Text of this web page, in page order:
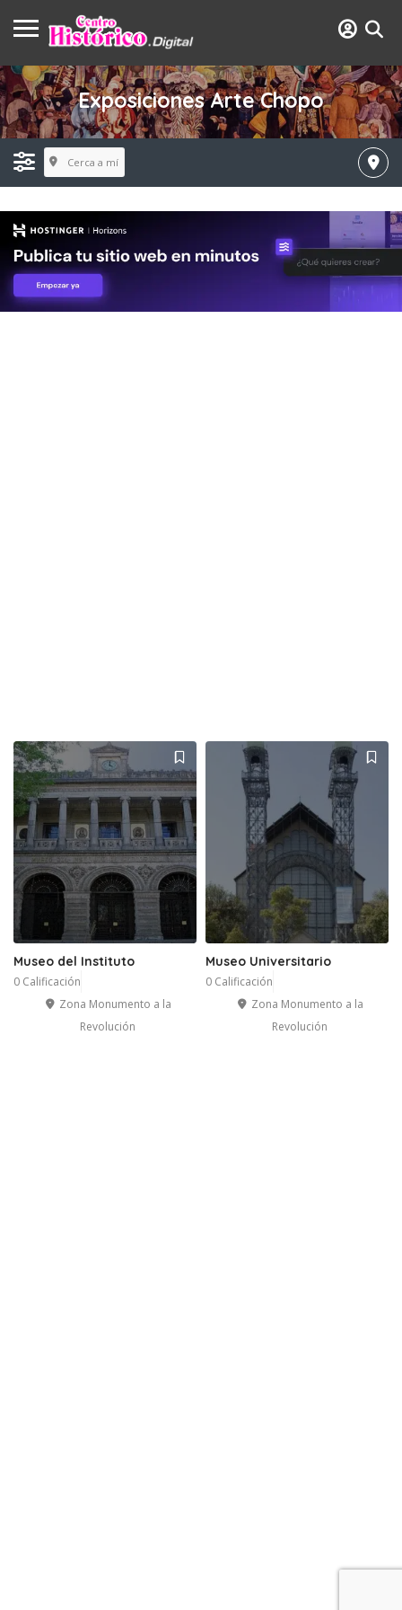
Exposiciones Arte Chopo
Cerca a mí
Museo del Instituto
0 Calificación
Zona Monumento a la
Revolución
Museo Universitario
0 Calificación
Zona Monumento a la
Revolución